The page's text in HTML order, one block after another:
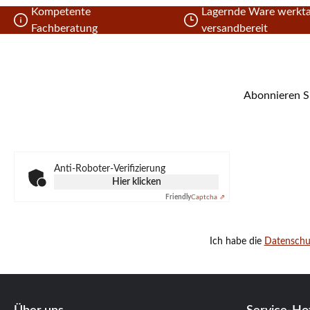
Kompetente
Fachberatung
Lagernde Ware
versandbereit
Abonnieren
Anti-Roboter-Verifizierung
Hier klicken
FriendlyCaptcha ⇗
Ich habe die